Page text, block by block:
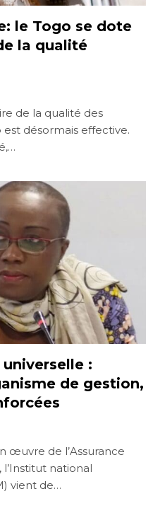
le Togo se dote
la qualité
de la qualité des
est désormais effective.
:
de gestion,
œuvre de l’Assurance
national
vient de…